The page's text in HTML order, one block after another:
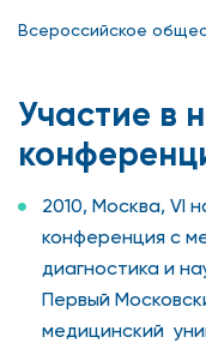
Всероссийское
Участие в
2010, Москва, VI
конференция с
диагностика и
Первый
медицинский